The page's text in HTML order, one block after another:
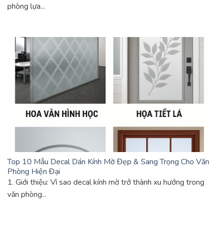
phòng lựa...
Top 10 Mẫu Decal Dán Kính Mờ Đẹp & Sang Trọng Cho Văn
Phòng Hiện Đại
1. Giới thiệu: Vì sao decal kính mờ trở thành xu hướng trong
văn phòng...